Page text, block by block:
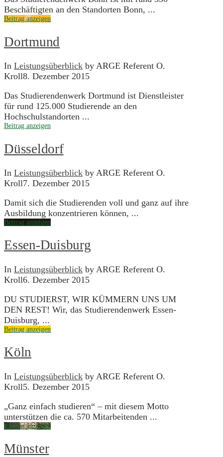
Beschäftigten an den Standorten Bonn, ...
Beitrag anzeigen
Dortmund
In Leistungsüberblick by ARGE Referent O.
Kroll8. Dezember 2015
Das Studierendenwerk Dortmund ist Dienstleister
für rund 125.000 Studierende an den
Hochschulstandorten ...
Beitrag anzeigen
Düsseldorf
In Leistungsüberblick by ARGE Referent O.
Kroll7. Dezember 2015
Damit sich die Studierenden voll und ganz auf ihre
Ausbildung konzentrieren können, ...
Beitrag anzeigen
Essen-Duisburg
In Leistungsüberblick by ARGE Referent O.
Kroll6. Dezember 2015
DU STUDIERST, WIR KÜMMERN UNS UM
DEN REST! Wir, das Studierendenwerk Essen-
Duisburg, ...
Beitrag anzeigen
Köln
In Leistungsüberblick by ARGE Referent O.
Kroll5. Dezember 2015
„Ganz einfach studieren“ – mit diesem Motto
unterstützen die ca. 570 Mitarbeitenden ...
Beitrag anzeigen
Münster